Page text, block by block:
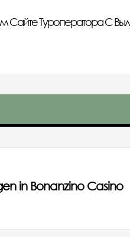
Сайте Туроператора С
in Bonanzino Casino